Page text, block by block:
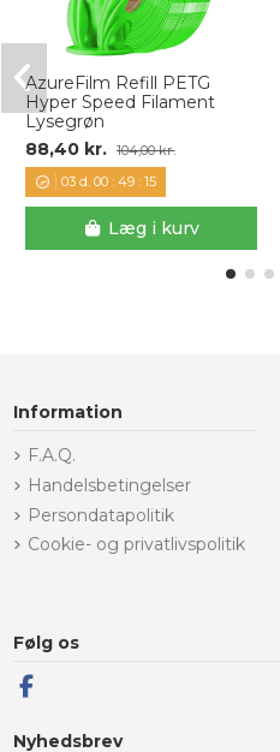
AzureFilm Refill PETG
Hyper Speed Filament
Lysegrøn
88,40 kr.
104,00 kr.
03d. 00: 49: 14
Læg i kurv
Information
F.A.Q.
Handelsbetingelser
Persondatapolitik
Cookie- og privatlivspolitik
Følg os
Nyhedsbrev